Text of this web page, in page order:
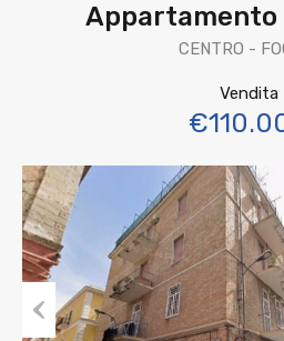
Appartamento
CENTRO -
Vendita